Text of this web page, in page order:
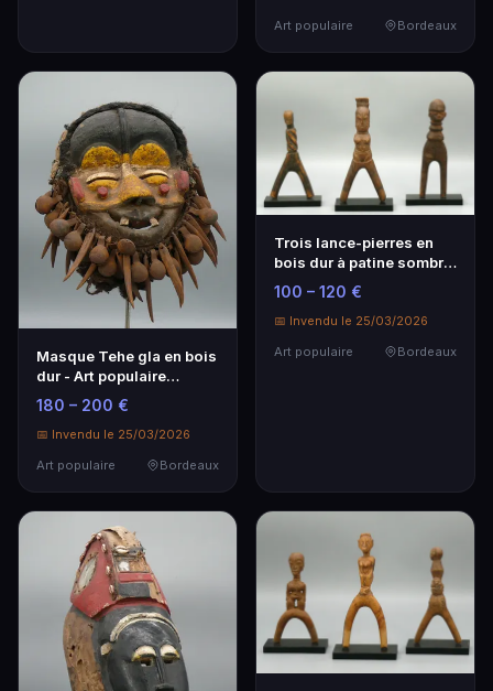
Art populaire
Bordeaux
Masque Tehe gla en bois
dur - Art populaire
africain
180 – 200 €
📅 Invendu le 25/03/2026
Art populaire
Bordeaux
Trois lance-pierres en
bois dur à patine sombre
- Art populaire français
100 – 120 €
📅 Invendu le 25/03/2026
Art populaire
Bordeaux